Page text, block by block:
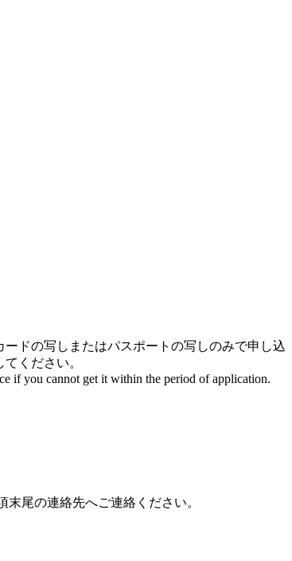
ドの写しまたはパスポートの写しのみで申し込
ください。
if you cannot get it within the period of application.
尾の連絡先へご連絡ください。